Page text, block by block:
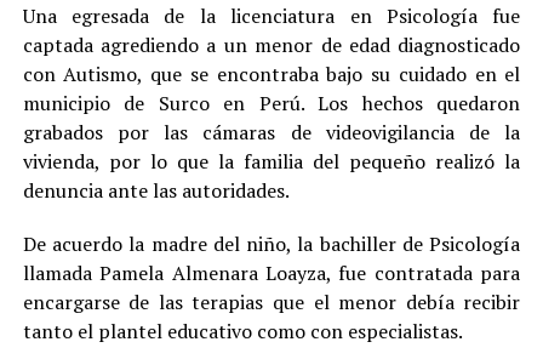
Una egresada de la licenciatura en Psicología fue
captada agrediendo a un menor de edad diagnosticado
con Autismo, que se encontraba bajo su cuidado en el
municipio de Surco en Perú. Los hechos quedaron
grabados por las cámaras de videovigilancia de la
vivienda, por lo que la familia del pequeño realizó la
denuncia ante las autoridades.
De acuerdo la madre del niño, la bachiller de Psicología
llamada Pamela Almenara Loayza, fue contratada para
encargarse de las terapias que el menor debía recibir
tanto el plantel educativo como con especialistas.